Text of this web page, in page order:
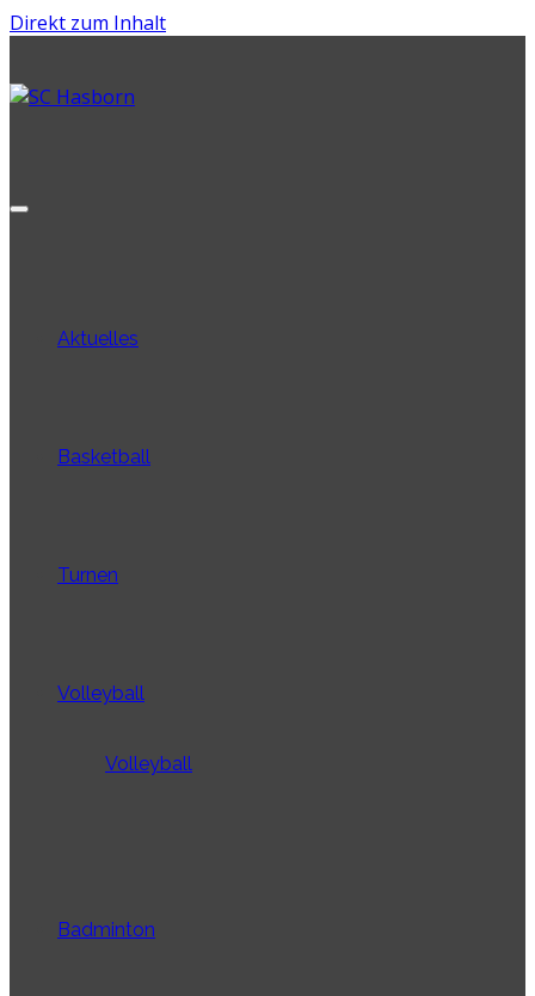
Direkt zum Inhalt
Aktuelles
Basketball
Turnen
Volleyball
Volleyball
Badminton